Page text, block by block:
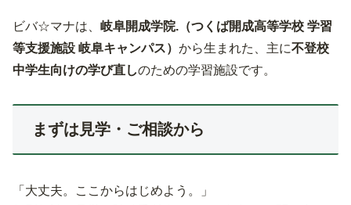
ビバ☆マナは、 岐阜開成学院.（つくば開成高等学校 学習
等支援施設 岐阜キャンパス） から生まれた、主に不登校
中学生向けの学び直しのための学習施設です。
まずは見学・ご相談から
「大丈夫。ここからはじめよう。」